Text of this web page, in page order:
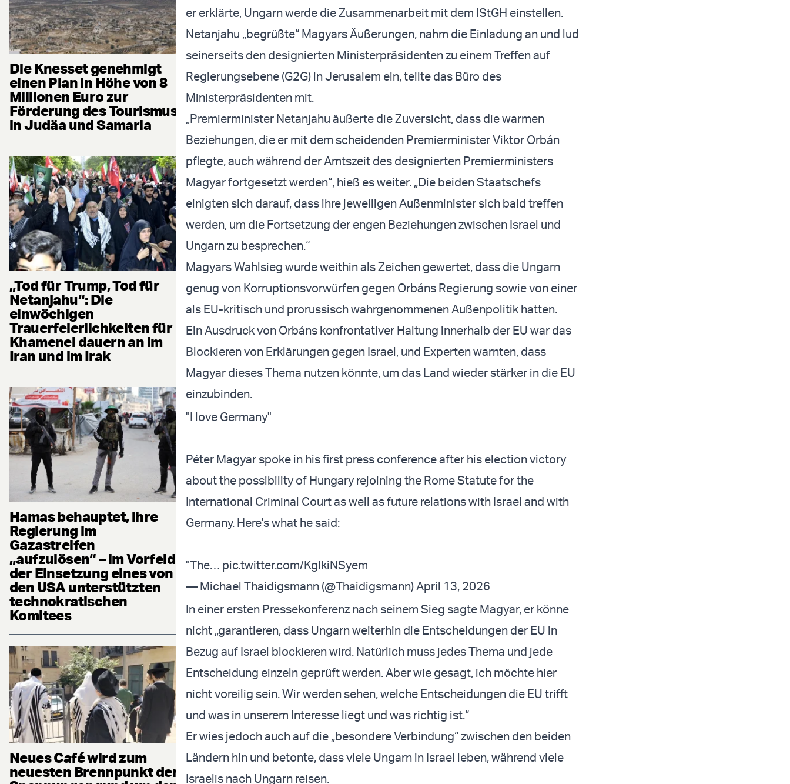
Die Knesset genehmigt
einen Plan in Höhe von 8
Millionen Euro zur
Förderung des Tourismus
in Judäa und Samaria
„Tod für Trump, Tod für
Netanjahu“: Die
einwöchigen
Trauerfeierlichkeiten für
Khamenei dauern an im
Iran und im Irak
Hamas behauptet, ihre
Regierung im
Gazastreifen
„aufzulösen“ – im Vorfeld
der Einsetzung eines von
den USA unterstützten
technokratischen
Komitees
Neues Café wird zum
neuesten Brennpunkt der
er erklärte, Ungarn werde die Zusammenarbeit mit dem IStGH einstellen.
Netanjahu „begrüßte“ Magyars Äußerungen, nahm die Einladung an und lud
seinerseits den designierten Ministerpräsidenten zu einem Treffen auf
Regierungsebene (G2G) in Jerusalem ein, teilte das Büro des
Ministerpräsidenten mit.
„Premierminister Netanjahu äußerte die Zuversicht, dass die warmen
Beziehungen, die er mit dem scheidenden Premierminister Viktor Orbán
pflegte, auch während der Amtszeit des designierten Premierministers
Magyar fortgesetzt werden“, hieß es weiter. „Die beiden Staatschefs
einigten sich darauf, dass ihre jeweiligen Außenminister sich bald treffen
werden, um die Fortsetzung der engen Beziehungen zwischen Israel und
Ungarn zu besprechen.“
Magyars Wahlsieg wurde weithin als Zeichen gewertet, dass die Ungarn
genug von Korruptionsvorwürfen gegen Orbáns Regierung sowie von einer
als EU-kritisch und prorussisch wahrgenommenen Außenpolitik hatten.
Ein Ausdruck von Orbáns konfrontativer Haltung innerhalb der EU war das
Blockieren von Erklärungen gegen Israel, und Experten warnten, dass
Magyar dieses Thema nutzen könnte, um das Land wieder stärker in die EU
einzubinden.
"I love Germany"
Péter Magyar spoke in his first press conference after his election victory
about the possibility of Hungary rejoining the Rome Statute for the
International Criminal Court as well as future relations with Israel and with
Germany. Here's what he said:
"The… pic.twitter.com/KgIkiNSyem
— Michael Thaidigsmann (@Thaidigsmann)April 13, 2026
In einer ersten Pressekonferenz nach seinem Sieg sagte Magyar, er könne
nicht „garantieren, dass Ungarn weiterhin die Entscheidungen der EU in
Bezug auf Israel blockieren wird. Natürlich muss jedes Thema und jede
Entscheidung einzeln geprüft werden. Aber wie gesagt, ich möchte hier
nicht voreilig sein. Wir werden sehen, welche Entscheidungen die EU trifft
und was in unserem Interesse liegt und was richtig ist.“
Er wies jedoch auch auf die „besondere Verbindung“ zwischen den beiden
Ländern hin und betonte, dass viele Ungarn in Israel leben, während viele
Israelis nach Ungarn reisen.